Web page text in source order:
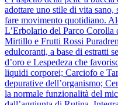
adottare uno stile di vita sano,
fare movimento quotidiano.
L’Erbolario del Parco
Mirtillo e Frutti Rossi
edulcoranti, a base di estratti
d’oro e Lespedeza che
liquidi corporei; Carciofo e
depurative dell’organismo;
la normale funzionalità del